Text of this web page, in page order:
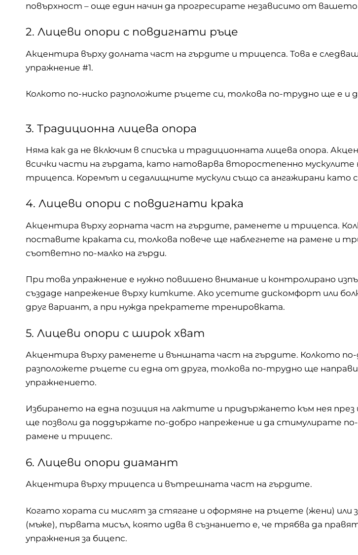
повърхност – още един начин да прогресирате независимо от вашето
2. Лицеви опори с повдигнати ръце
Акцентира върху долната част на гърдите и трицепса. Това е
упражнение #1.
Колкото по-ниско разположите ръцете си, толкова по-трудно ще е и
3. Традиционна лицева опора
Няма как да не включим в списъка и традиционната лицева опора.
всички части на гърдата, като натоварва второстепенно мускулите
трицепса. Коремът и седалищните мускули също са ангажирани като
4. Лицеви опори с повдигнати крака
Акцентира върху горната част на гърдите, раменете и трицепса.
поставите краката си, толкова повече ще наблегнете на рамене и
съответно по-малко на гърди.
При това упражнение е нужно повишено внимание и контролирано
създаде напрежение върху китките. Ако усетите дискомфорт или
друг вариант, а при нужда прекратете тренировката.
5. Лицеви опори с широк хват
Акцентира върху раменете и външната част на гърдите. Колкото по-
разположете ръцете си една от друга, толкова по-трудно ще
упражнението.
Избирането на една позиция на лактите и придържането към нея
ще позволи да поддържате по-добро напрежение и да стимулирате
рамене и трицепс.
6. Лицеви опори диамант
Акцентира върху трицепса и вътрешната част на гърдите.
Когато хората си мислят за стягане и оформяне на ръцете (жени) или
(мъже), първата мисъл, която идва в съзнанието е, че трябва да
упражнения за бицепс.